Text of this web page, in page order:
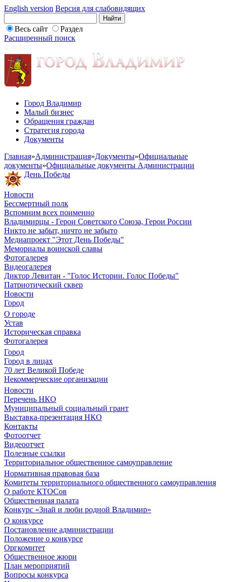
English version Версия для слабовидящих
Весь сайт
Раздел
Расширенный поиск
Город Владимир
Малый бизнес
Обращения граждан
Стратегия города
Документы
Главная»Администрация»Документы»Официальные
документы»Официальные документы Администрации
День Победы
Новости
Бессмертный полк
Вспомним всех поименно
Владимирцы - Герои Советского Союза, Герои России
Никто не забыт, ничто не забыто
Медиапроект "Этот День Победы"
Мемориалы воинской славы
Фотогалерея
Видеогалерея
Диктор Левитан - "Голос Истории. Голос Победы"
Патриотический сквер
Новости
Город
О городе
Устав
Историческая справка
Фотогалерея
Город
Город в лицах
70 лет Великой Победе
Некоммерческие организации
Новости
Перечень НКО
Муниципальный социальный грант
Выставка-презентация НКО
Контакты
Фотоотчет
Видеоотчет
Полезные ссылки
Территориальное общественное самоуправление
Нормативная правовая база
Комитеты территориального общественного самоуправления
О работе КТОСов
Общественная палата
Конкурс «Знай и люби родной Владимир»
О конкурсе
Постановление администрации
Положение о конкурсе
Оргкомитет
Общественное жюри
План мероприятий
Вопросы конкурса